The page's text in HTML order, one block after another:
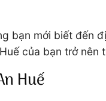
bạn mới biết đến
của bạn trở nên
Huế